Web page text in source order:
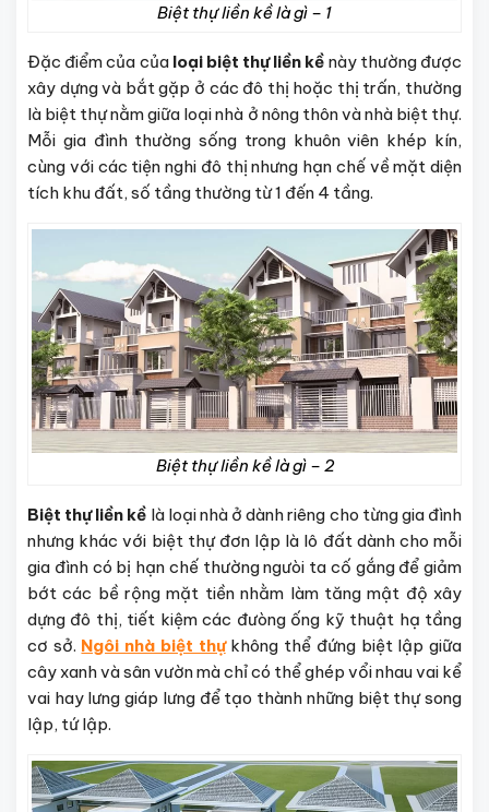
Biệt thự liền kề là gì – 1
Đặc điểm của của loại biệt thự liền kề này thường được
xây dựng và bắt gặp ở các đô thị hoặc thị trấn, thường
là biệt thự nằm giữa loại nhà ở nông thôn và nhà biệt thự.
Mỗi gia đình thường sống trong khuôn viên khép kín,
cùng với các tiện nghi đô thị nhưng hạn chế về mặt diện
tích khu đất, số tầng thường từ 1 đến 4 tầng.
Biệt thự liền kề là gì – 2
Biệt thự liền kề là loại nhà ở dành riêng cho từng gia đình
nhưng khác với biệt thự đơn lập là lô đất dành cho mỗi
gia đình có bị hạn chế thường ngưòi ta cố gắng để giảm
bớt các bề rộng mặt tiền nhằm làm tăng mật độ xây
dựng đô thị, tiết kiệm các đưòng ống kỹ thuật hạ tầng
cơ sở. Ngôi nhà biệt thựkhông thể đứng biệt lập giữa
cây xanh và sân vườn mà chỉ có thể ghép vổi nhau vai kể
vai hay lưng giáp lưng để tạo thành những biệt thự song
lập, tứ lập.